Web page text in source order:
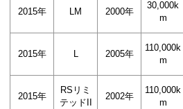
2015年 LM 2000年
30,000k
m
2015年 L 2005年
110,000k
m
2015年
RSリミ
テッドII
2002年
110,000k
m